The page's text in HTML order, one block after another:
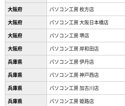
大阪府
パソコン工房 枚方店
大阪府
パソコン工房 大阪日本橋店
大阪府
パソコン工房 堺店
大阪府
パソコン工房 岸和田店
兵庫県
パソコン工房 伊丹店
兵庫県
パソコン工房 神戸西店
兵庫県
パソコン工房 加古川店
兵庫県
パソコン工房 姫路店